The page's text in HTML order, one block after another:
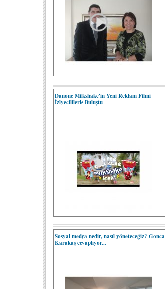
Danone Milkshake'in Yeni Reklam Filmi
İzlyecililerle Buluştu
Sosyal medya nedir, nasıl yöneteceğiz? Gonca
Karakaş cevaplıyor...